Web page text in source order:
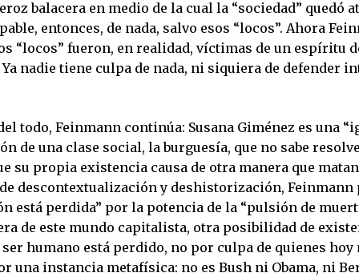
balacera en medio de la cual la “sociedad” quedó
entonces, de nada, salvo esos “locos”. Ahora
“locos” fueron, en realidad, víctimas de un espíritu
nadie tiene culpa de nada, ni siquiera de defender
todo, Feinmann continúa: Susana Giménez es una
de una clase social, la burguesía, que no sabe
su propia existencia causa de otra manera que
descontextualización y deshistorización, Feinmann
está perdida” por la potencia de la “pulsión de
de este mundo capitalista, otra posibilidad de
humano está perdido, no por culpa de quienes hoy
una instancia metafísica: no es Bush ni Obama, ni